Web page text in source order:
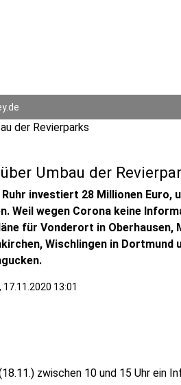
Umbau der
Ruhr investiert 28 Millionen Euro,
Weil wegen Corona keine
für Vonderort in Oberhausen,
Wischlingen in Dortmund
17.11.2020 13:01
zwischen 10 und 15 Uhr ein